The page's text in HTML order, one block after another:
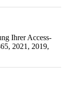
Ihrer Access-
2021, 2019,